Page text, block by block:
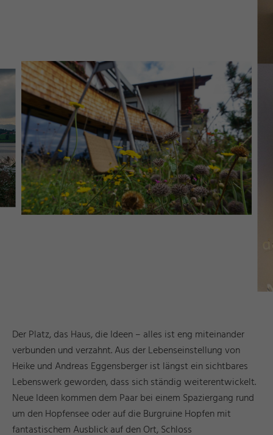
Der Platz, das Haus, die Ideen – alles ist eng miteinander
verbunden und verzahnt. Aus der Lebenseinstellung von
Heike und Andreas Eggensberger ist längst ein sichtbares
Lebenswerk geworden, dass sich ständig weiterentwickelt.
Neue Ideen kommen dem Paar bei einem Spaziergang rund
um den Hopfensee oder auf die Burgruine Hopfen mit
fantastischem Ausblick auf den Ort, Schloss